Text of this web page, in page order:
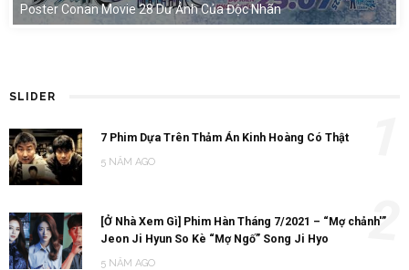
Poster Conan Movie 28 Dư Ảnh Của Độc Nhãn
SLIDER
7 Phim Dựa Trên Thảm Án Kinh Hoàng Có Thật
5 NĂM AGO
[Ở Nhà Xem Gì] Phim Hàn Tháng 7/2021 – “Mợ chảnh'”
Jeon Ji Hyun So Kè “Mợ Ngố” Song Ji Hyo
5 NĂM AGO
2